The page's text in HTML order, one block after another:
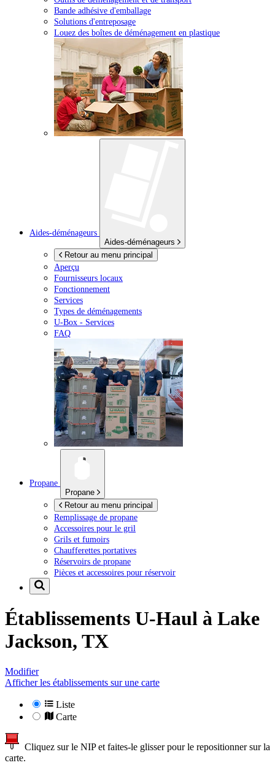
Bande adhésive d'emballage
Solutions d'entreposage
Louez des boîtes de déménagement en plastique
Aides-déménageurs
Aides-déménageurs
Retour au menu principal
Aperçu
Fournisseurs locaux
Fonctionnement
Services
Types de déménagements
U-Box - Services
FAQ
Propane
Propane
Retour au menu principal
Remplissage de propane
Accessoires pour le gril
Grils et fumoirs
Chaufferettes portatives
Réservoirs de propane
Pièces et accessoires pour réservoir
Établissements U-Haul à Lake
Jackson, TX
Modifier
Afficher les établissements sur une carte
Liste
Carte
Cliquez sur le NIP et faites-le glisser pour le repositionner sur la
carte.